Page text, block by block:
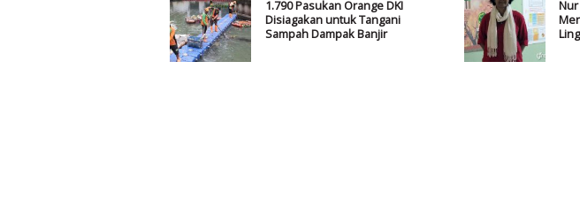
1.790 Pasukan Orange DKI
Disiagakan untuk Tangani
Sampah Dampak Banjir